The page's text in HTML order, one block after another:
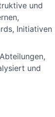
und
Initiativen
und